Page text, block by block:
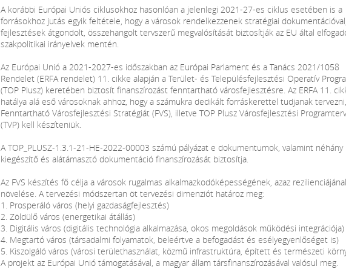
A korábbi Európai Uniós ciklusokhoz hasonlóan a jelenlegi 2021-27-es ciklus esetében is a
forrásokhoz jutás egyik feltétele, hogy a városok rendelkezzenek stratégiai
fejlesztések átgondolt, összehangolt tervszerű megvalósítását biztosítják az EU által
szakpolitikai irányelvek mentén.
Az Európai Unió a 2021-2027-es időszakban az Európai Parlament és a Tanács 2021/1058
Rendelet (ERFA rendelet) 11. cikke alapján a Terület- és Településfejlesztési Operatív
(TOP Plusz) keretében biztosít finanszírozást fenntartható városfejlesztésre. Az ERFA 11.
hatálya alá eső városoknak ahhoz, hogy a számukra dedikált forráskerettel tudjanak
Fenntartható Városfejlesztési Stratégiát (FVS), illetve TOP Plusz Városfejlesztési
(TVP) kell készíteniük.
A TOP_PLUSZ-1.3.1-21-HE-2022-00003 számú pályázat e dokumentumok, valamint néhány
kiegészítő és alátámasztó dokumentáció finanszírozását biztosítja.
Az FVS készítés fő célja a városok rugalmas alkalmazkodóképességének, azaz
növelése. A tervezési módszertan öt tervezési dimenziót határoz meg:
1. Prosperáló város (helyi gazdaságfejlesztés)
2. Zöldülő város (energetikai átállás)
3. Digitális város (digitális technológia alkalmazása, okos megoldások működési integrációja)
4. Megtartó város (társadalmi folyamatok, beleértve a befogadást és esélyegyenlőséget is)
5. Kiszolgáló város (városi területhasználat, közmű infrastruktúra, épített és természeti
A projekt az Európai Unió támogatásával, a magyar állam társfinanszírozásával valósul meg.